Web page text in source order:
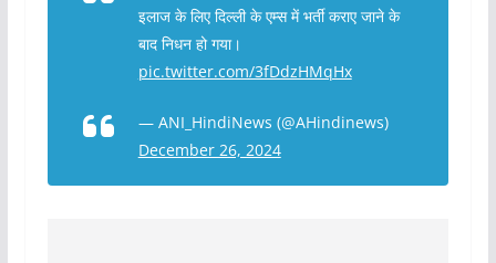
इलाज के लिए दिल्ली के एम्स में भर्ती कराए जाने के
बाद निधन हो गया।
pic.twitter.com/3fDdzHMqHx
— ANI_HindiNews (@AHindinews)
December 26, 2024